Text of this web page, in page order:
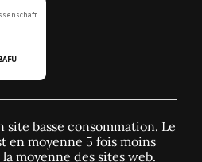
basse consommation. Le
en moyenne 5 fois moins
moyenne des sites web.